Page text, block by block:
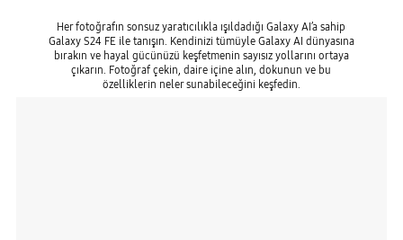
Her fotoğrafın sonsuz yaratıcılıkla ışıldadığı Galaxy AI’a sahip
Galaxy S24 FE ile tanışın. Kendinizi tümüyle Galaxy AI dünyasına
bırakın ve hayal gücünüzü keşfetmenin sayısız yollarını ortaya
çıkarın. Fotoğraf çekin, daire içine alın, dokunun ve bu
özelliklerin neler sunabileceğini keşfedin.